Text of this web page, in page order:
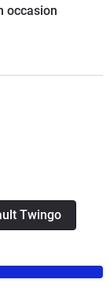
occasion
Twingo